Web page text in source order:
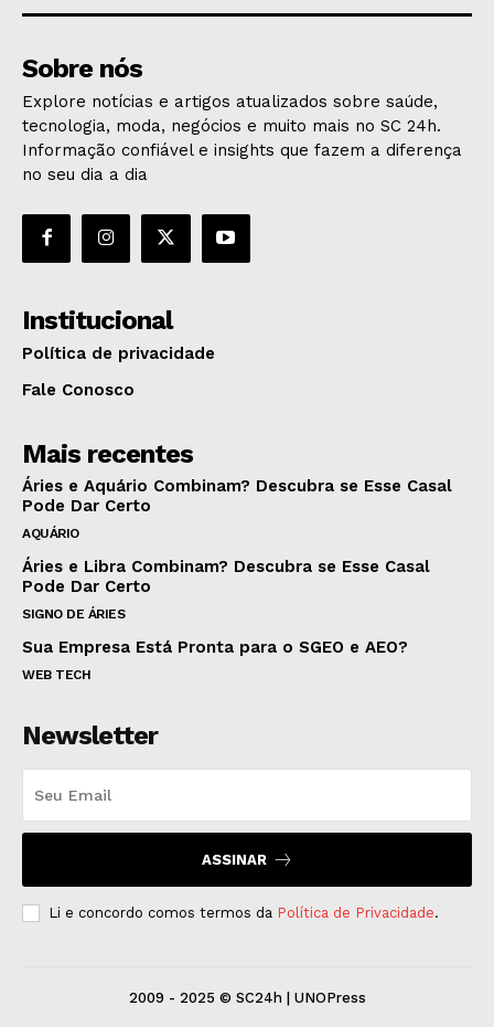
Sobre nós
Explore notícias e artigos atualizados sobre saúde,
tecnologia, moda, negócios e muito mais no SC 24h.
Informação confiável e insights que fazem a diferença
no seu dia a dia
Institucional
Política de privacidade
Fale Conosco
Mais recentes
Áries e Aquário Combinam? Descubra se Esse Casal
Pode Dar Certo
AQUÁRIO
Áries e Libra Combinam? Descubra se Esse Casal
Pode Dar Certo
SIGNO DE ÁRIES
Sua Empresa Está Pronta para o SGEO e AEO?
WEB TECH
Newsletter
ASSINAR
Li e concordo comos termos da Política de Privacidade.
2009 - 2025 © SC24h | UNOPress